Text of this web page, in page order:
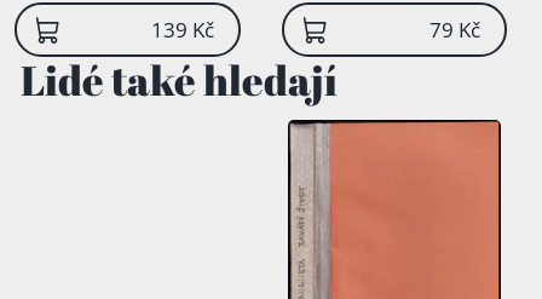
139 Kč 79 Kč
Lidé také hledají